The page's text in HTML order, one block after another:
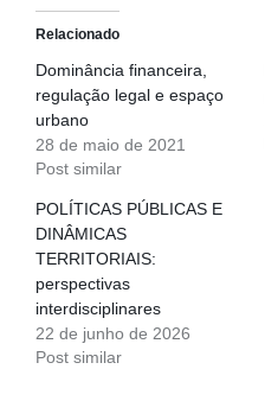
Relacionado
Dominância financeira,
regulação legal e espaço
urbano
28 de maio de 2021
Post similar
POLÍTICAS PÚBLICAS E
DINÂMICAS
TERRITORIAIS:
perspectivas
interdisciplinares
22 de junho de 2026
Post similar